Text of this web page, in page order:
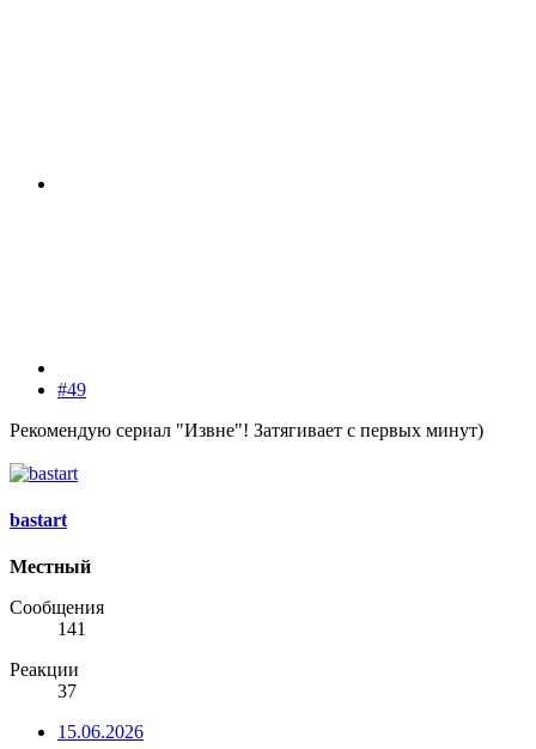
#49
Рекомендую сериал "Извне"! Затягивает с первых минут)
bastart
Местный
Сообщения
141
Реакции
37
15.06.2026